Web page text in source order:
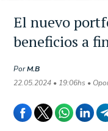
El nuevo
beneficios a
PorM.B
22.05.2024 • 19:06hs •